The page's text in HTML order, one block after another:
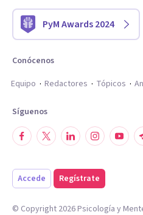
PyM Awards 2024
Conócenos
Equipo
Redactores Tópicos
Síguenos
Accede Regístrate
© Copyright 2026Psicología y